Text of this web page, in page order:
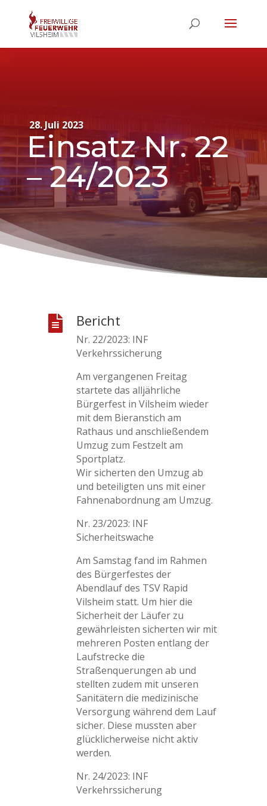
28. Juli 2023
Einsatz Nr. 22
– 24/2023
 Bericht
Nr. 22/2023: INF
Verkehrssicherung
Am vergangenen Freitag
startete das alljährliche
Bürgerfest in Vilsheim wieder
mit dem Bieranstich am
Rathaus und anschließendem
Umzug zum Festzelt am
Sportplatz.
Wir sicherten den Umzug ab
und beteiligten uns mit einer
Fahnenabordnung am Umzug.
Nr. 23/2023: INF
Sicherheitswache
Am Samstag fand im Rahmen
des Bürgerfestes der
Abendlauf des TSV Rapid
Vilsheim statt. Um hier die
Sicherheit der Läufer zu
gewährleisten sicherten wir mit
mehreren Posten entlang der
Laufstrecke die
Straßenquerungen ab und
stellten zudem mit unseren
Sanitätern die medizinische
Versorgung während dem Lauf
sicher. Diese mussten aber
glücklicherweise nicht aktiv
werden.
Nr. 24/2023: INF
Verkehrssicherung